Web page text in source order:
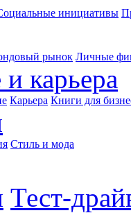
инициативы
рынок Личные
карьера
Карьера Книги для
Стиль и мода
Тест-